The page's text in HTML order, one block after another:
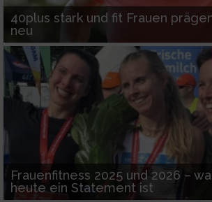
40plus stark und fit Frauen
neu
Frauenfitness 2025 und 2026 –
heute ein Statement ist
IAB-Besonderheiten:
Verwendung genauer Standortdaten
Geräte anhand von aktiv angeforderten
Informationen identifizieren
Nicht-IAB-Verarbeitungszwecke:
Notwendig
Performance